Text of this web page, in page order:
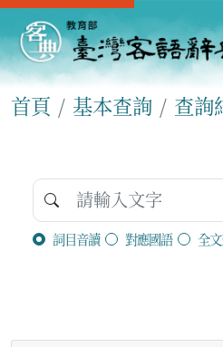
首頁 基本查詢 查詢
詞目音讀 對應國語 全